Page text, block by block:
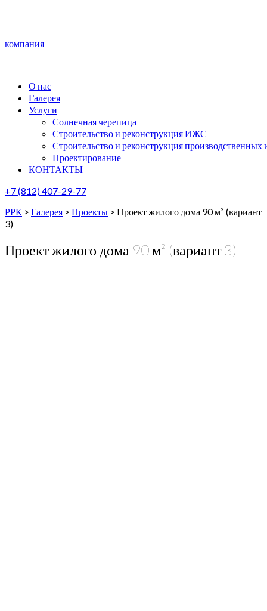
компания
О нас
Галерея
Услуги
Солнечная черепица
Строительство и реконструкция ИЖС
Строительство и реконструкция
Проектирование
КОНТАКТЫ
+7 (812) 407-29-77
РРК > Галерея > Проекты > Проект жилого дома 90 м² (вариант
3)
Проект жилого дома 90 м² (вариант 3)